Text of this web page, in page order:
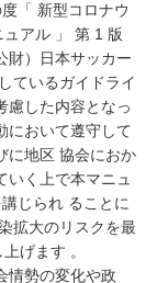
「 新型コロナウ
アル 」 第 1 版
財）日本サッカー
ているガイドライ
慮した内容となっ
において遵守して
に地区 協会におか
いく上で本マニュ
じられ ることに
拡大のリスクを最
げます 。
情勢の変化や政